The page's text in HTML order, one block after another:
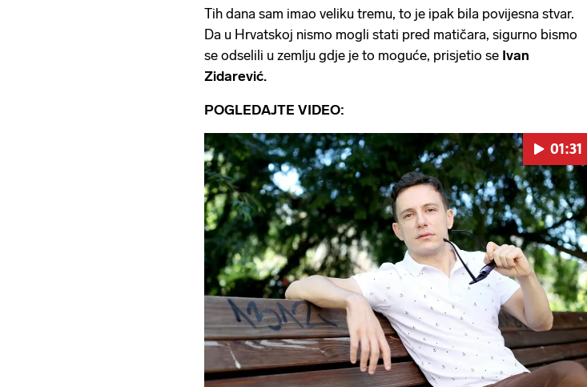
Tih dana sam imao veliku tremu, to je ipak bila povijesna stvar.
Da u Hrvatskoj nismo mogli stati pred matičara, sigurno bismo
se odselili u zemlju gdje je to moguće, prisjetio se Ivan
Zidarević.
POGLEDAJTE VIDEO:
Pokretanje videa...
01:31